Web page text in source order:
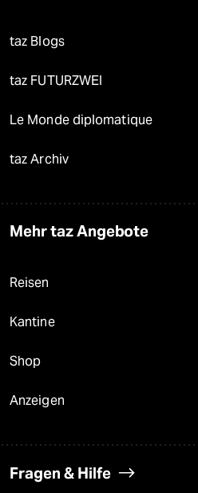
taz Blogs
taz FUTURZWEI
Le Monde diplomatique
taz Archiv
Mehr taz Angebote
Reisen
Kantine
Shop
Anzeigen
Fragen & Hilfe